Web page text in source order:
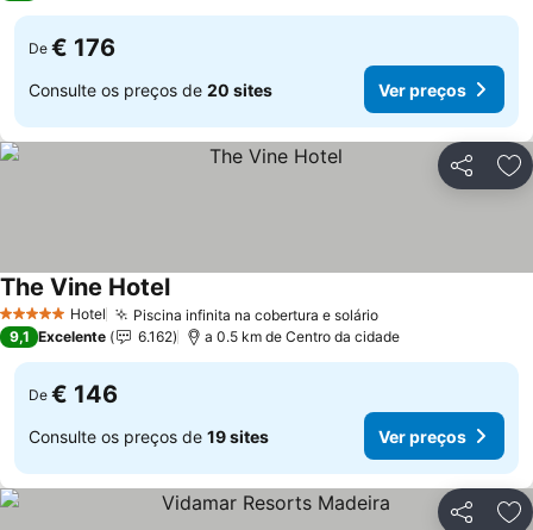
De € 176
Consulte os preços de 20 sites Ver preços
Partilhar
5 Estrelas Hotel Piscina infinita na cobertura e solárioVer preços
The Vine HotelVer preços
9,1 Excelente 6.162 a 0.5 km de Centro da cidade
De € 146
Consulte os preços de 19 sites Ver preços
Partilhar